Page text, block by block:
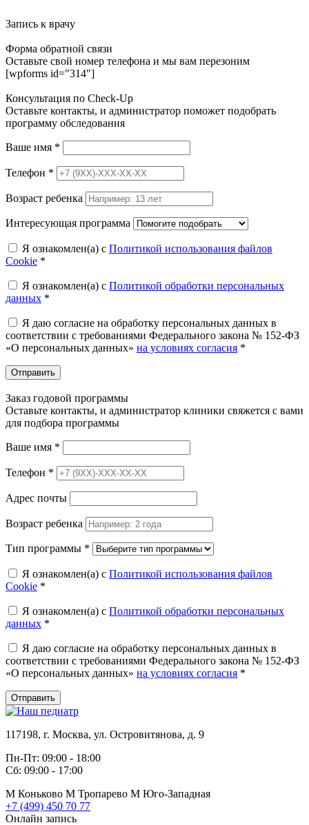
Запись к врачу
Форма обратной связи
Оставьте свой номер телефона и мы вам перезоним
[wpforms id="314"]
Консультация по Check-Up
Оставьте контакты, и администратор поможет подобрать
программу обследования
Ваше имя *
Телефон *
Возраст ребенка
Интересующая программа
Я ознакомлен(а) с Политикой использования файлов
Cookie *
Я ознакомлен(а) с Политикой обработки персональных
данных *
Я даю согласие на обработку персональных данных в
соответствии с требованиями Федерального закона № 152-ФЗ
«О персональных данных» на условиях согласия *
Отправить
Заказ годовой программы
Оставьте контакты, и администратор клиники свяжется с вами
для подбора программы
Ваше имя *
Телефон *
Адрес почты
Возраст ребенка
Тип программы *
Я ознакомлен(а) с Политикой использования файлов
Cookie *
Я ознакомлен(а) с Политикой обработки персональных
данных *
Я даю согласие на обработку персональных данных в
соответствии с требованиями Федерального закона № 152-ФЗ
«О персональных данных» на условиях согласия *
Отправить
117198, г. Москва, ул. Островитянова, д. 9
Пн-Пт: 09:00 - 18:00
Сб: 09:00 - 17:00
М Коньково М Тропарево М Юго-Западная
+7 (499) 450 70 77
Онлайн запись